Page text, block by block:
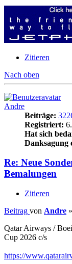
Zitieren
Nach oben
Andre
Beiträge:
Registriert:
Hat sich
Danksagung
Re: Neue
Bemalungen
Zitieren
Beitrag von Andre »
Qatar Airways /
Cup 2026 c/s
https://